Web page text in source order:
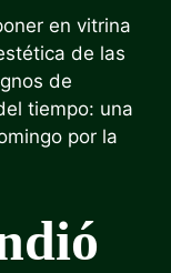
en vitrina
de las
de
tiempo: una
por la